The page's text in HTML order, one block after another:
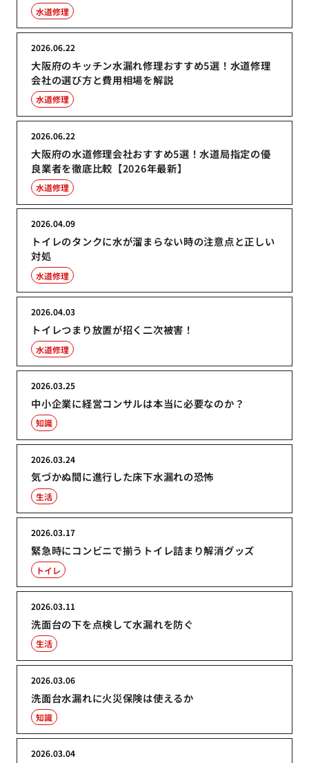
水道修理
大阪府のキッチン水漏れ修理おすすめ5選！水道修理
会社の選び方と費用相場を解説
2026.06.22
水道修理
大阪府の水道修理会社おすすめ5選！水道局指定の優
良業者を徹底比較【2026年最新】
2026.06.22
水道修理
トイレのタンクに水が溜まらない時の注意点と正しい
対処
2026.04.09
水道修理
トイレつまり放置が招く二次被害！
2026.04.03
水道修理
中小企業に経営コンサルは本当に必要なのか？
2026.03.25
知識
気づかぬ間に進行した床下水漏れの恐怖
2026.03.24
生活
緊急時にコンビニで揃うトイレ詰まり解消グッズ
2026.03.17
トイレ
洗面台の下を点検して水漏れを防ぐ
2026.03.11
生活
洗面台水漏れに火災保険は使えるか
2026.03.06
知識
2026.03.04